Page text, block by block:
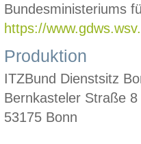
Bundesministeriums
https://
Produktion
ITZBund Dienstsitz
Bernkasteler Straße 8
53175 Bonn